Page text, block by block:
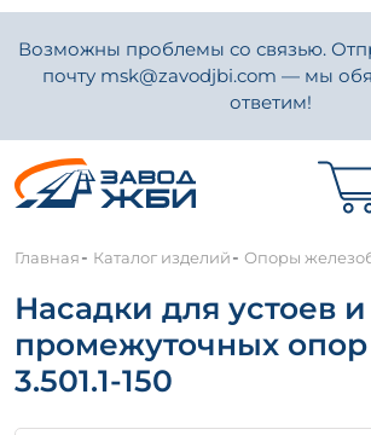
Возможны проблемы со связью.
почту msk@zavodjbi.com — мы
ответим!
Главная- Каталог изделий- Опоры
Насадки для устоев и
промежуточных
3.501.1-150